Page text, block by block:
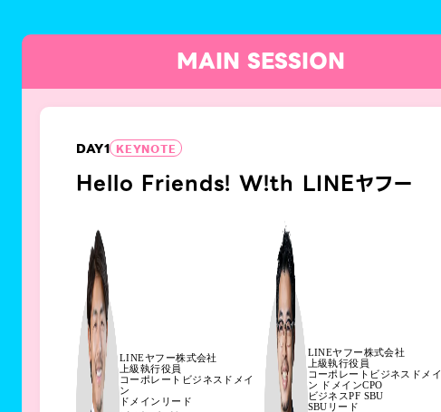
MAIN SESSION
DAY1 KEYNOTE
Hello Friends! W!th LINEヤフー
LINEヤフー株式会社
上級執行役員
コーポレートビジネスドメイ
ン
ドメインリード
LINEヤフー株式会社
上級執行役員
コーポレートビジネスドメイ
ン ドメインCPO
ビジネスPF SBU
SBUリード